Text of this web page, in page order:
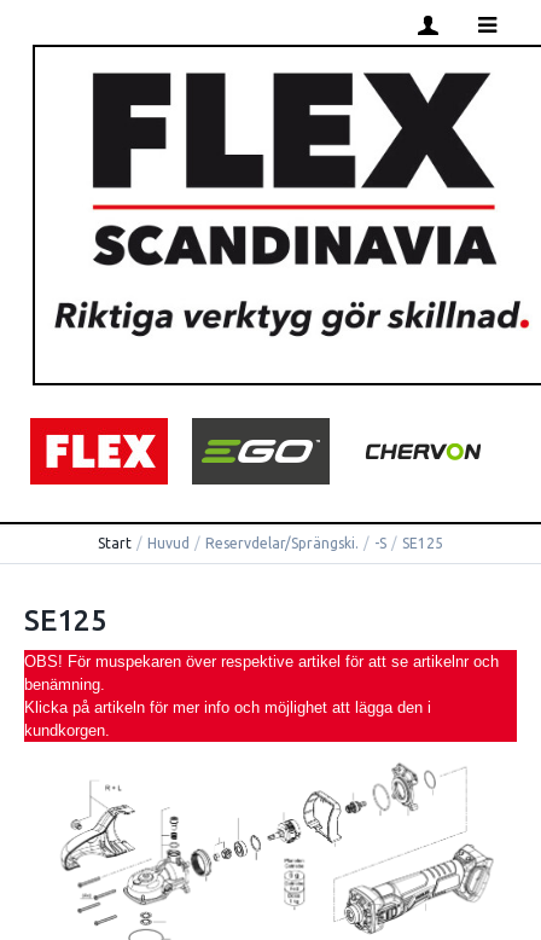
Start / Huvud / Reservdelar/Sprängski. / -S / SE125
SE125
OBS! För muspekaren över respektive artikel för att se artikelnr och
benämning.
Klicka på artikeln för mer info och möjlighet att lägga den i
kundkorgen.